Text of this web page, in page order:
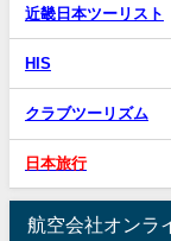
近畿日本ツーリスト
HIS
クラブツーリズム
日本旅行
航空会社オンラ